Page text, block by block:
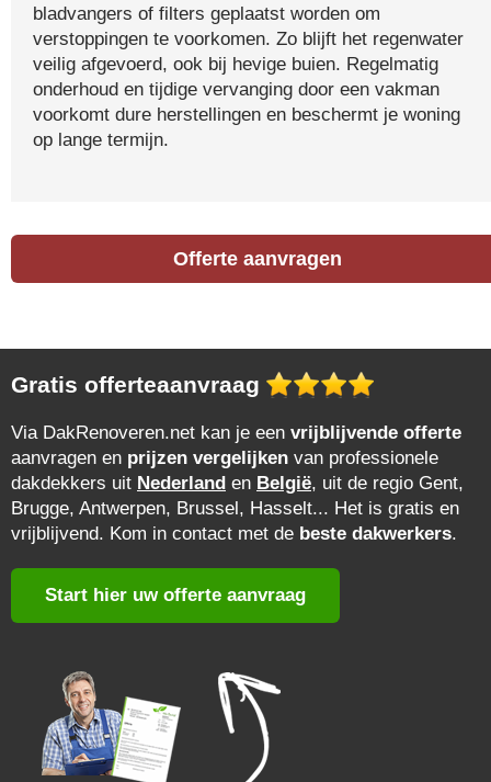
bladvangers of filters geplaatst worden om
verstoppingen te voorkomen. Zo blijft het regenwater
veilig afgevoerd, ook bij hevige buien. Regelmatig
onderhoud en tijdige vervanging door een vakman
voorkomt dure herstellingen en beschermt je woning
op lange termijn.
Offerte aanvragen
Gratis offerteaanvraag
Via DakRenoveren.net kan je een vrijblijvende offerte
aanvragen en prijzen vergelijken van professionele
dakdekkers uit Nederland en België, uit de regio Gent,
Brugge, Antwerpen, Brussel, Hasselt... Het is gratis en
vrijblijvend. Kom in contact met de beste dakwerkers.
Start hier uw offerte aanvraag